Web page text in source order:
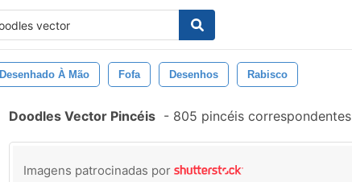
Desenhado À Mão Fofa Desenhos Rabisco
Doodles Vector Pincéis - 805 pincéis correspondentes
Imagens patrocinadas por